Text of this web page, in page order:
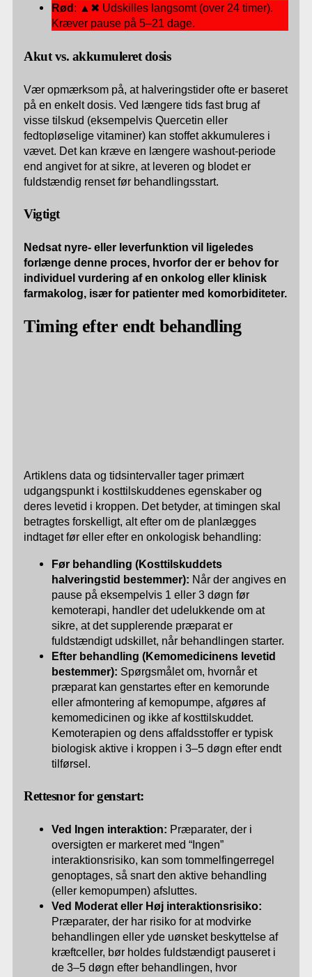
Rød : ▲✖ Udskilles langsomt (over 24 timer).
Kræver pause på 5–21 dage.
Akut vs. akkumuleret dosis
Vær opmærksom på, at halveringstider ofte er baseret
på en enkelt dosis. Ved længere tids fast brug af
visse tilskud (eksempelvis Quercetin eller
fedtopløselige vitaminer) kan stoffet akkumuleres i
vævet. Det kan kræve en længere washout-periode
end angivet for at sikre, at leveren og blodet er
fuldstændig renset før behandlingsstart.
Vigtigt
Nedsat nyre- eller leverfunktion vil ligeledes
forlænge denne proces, hvorfor der er behov for
individuel vurdering af en onkolog eller klinisk
farmakolog, især for patienter med komorbiditeter.
Timing efter endt behandling
Artiklens data og tidsintervaller tager primært
udgangspunkt i kosttilskuddenes egenskaber og
deres levetid i kroppen. Det betyder, at timingen skal
betragtes forskelligt, alt efter om de planlægges
indtaget før eller efter en onkologisk behandling:
Før behandling (Kosttilskuddets
halveringstid bestemmer): Når der angives en
pause på eksempelvis 1 eller 3 døgn før
kemoterapi, handler det udelukkende om at
sikre, at det supplerende præparat er
fuldstændigt udskillet, når behandlingen starter.
Efter behandling (Kemomedicinens levetid
bestemmer): Spørgsmålet om, hvornår et
præparat kan genstartes efter en kemorunde
eller afmontering af kemopumpe, afgøres af
kemomedicinen og ikke af kosttilskuddet.
Kemoterapien og dens affaldsstoffer er typisk
biologisk aktive i kroppen i 3–5 døgn efter endt
tilførsel.
Rettesnor for genstart:
Ved Ingen interaktion: Præparater, der i
oversigten er markeret med “Ingen”
interaktionsrisiko, kan som tommelfingerregel
genoptages, så snart den aktive behandling
(eller kemopumpen) afsluttes.
Ved Moderat eller Høj interaktionsrisiko:
Præparater, der har risiko for at modvirke
behandlingen eller yde uønsket beskyttelse af
kræftceller, bør holdes fuldstændigt pauseret i
de 3–5 døgn efter behandlingen, hvor